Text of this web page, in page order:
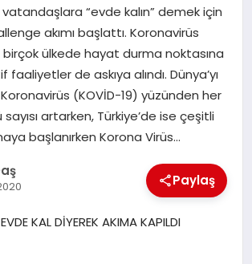
vatandaşlara “evde kalın” demek için
akımı başlattı. Koronavirüs
birçok ülkede hayat durma noktasına
de askıya alındı. Dünya’yı
(KOVİD-19) yüzünden her
artarken, Türkiye’de ise çeşitli
başlanırken Korona Virüs…
Paylaş